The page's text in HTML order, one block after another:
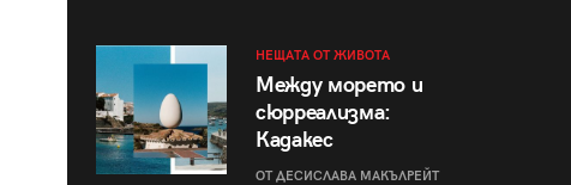
НЕЩАТА ОТ ЖИВОТА
Между морето и
сюрреализма:
Кадакес
ОТ ДЕСИСЛАВА МАКЪЛРЕЙТ